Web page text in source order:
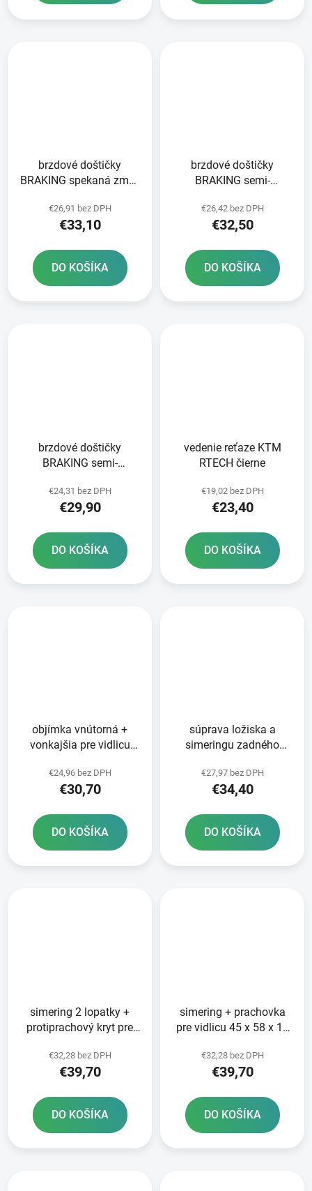
brzdové doštičky
BRAKING spekaná zmes
€26,91 bez DPH
€33,10
DO KOŠÍKA
brzdové doštičky
BRAKING semi-
ks v balení
€26,42 bez DPH
€32,50
DO KOŠÍKA
brzdové doštičky
BRAKING semi-
ks v balení
€24,31 bez DPH
€29,90
DO KOŠÍKA
vedenie reťaze KTM
RTECH čierne
€19,02 bez DPH
€23,40
DO KOŠÍKA
objímka vnútorná +
vonkajšia pre vidlicu
SKF 2 ks
€24,96 bez DPH
€30,70
DO KOŠÍKA
súprava ložiska a
simeringu zadného
€27,97 bez DPH
€34,40
DO KOŠÍKA
simering 2 lopatky +
protiprachový kryt pre
Marzocchi 45 mm SKF
€32,28 bez DPH
€39,70
DO KOŠÍKA
simering + prachovka
pre vidlicu 45 x 58 x 11
SKF
€32,28 bez DPH
€39,70
DO KOŠÍKA